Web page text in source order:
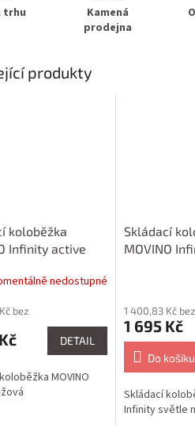
trhu
Kamená
prodejna
produkty
koloběžka
Infinity active
nedostupné
bez
DETAIL
MOVINO
Skládací
MOVINO
1 400,83 Kč
1 695 Kč
Do košíku
Skládací
Infinity světle